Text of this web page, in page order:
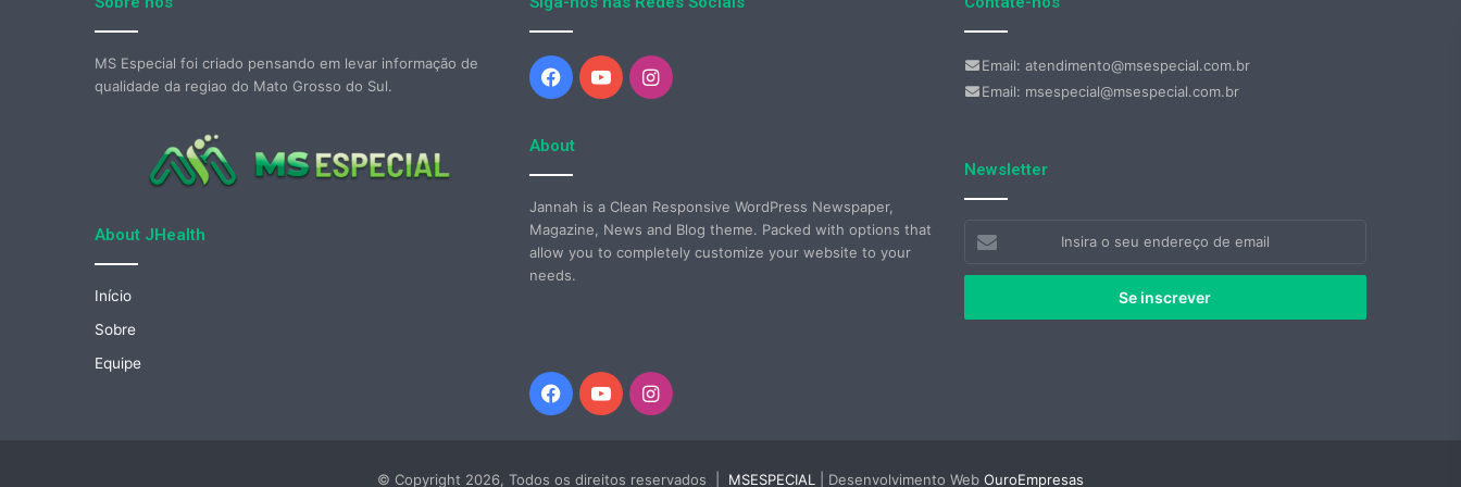
MS Especial foi criado pensando em levar informação de
qualidade da regiao do Mato Grosso do Sul.
About JHealth
Início
Sobre
Equipe
Facebook
YouTubeInstagram
About
Jannah is a Clean Responsive WordPress Newspaper,
Magazine, News and Blog theme. Packed with options that
allow you to completely customize your website to your
needs.
Facebook
YouTubeInstagram
Email: atendimento@msespecial.com.br
Email: msespecial@msespecial.com.br
Newsletter
seu
de
© Copyright 2026, Todos os direitos reservados | MSESPECIAL | Desenvolvimento Web OuroEmpresas